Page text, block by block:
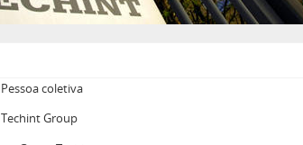
Pessoa coletiva
Techint Group